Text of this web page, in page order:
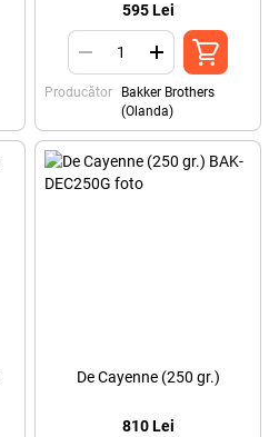
595 Lei
Producător
Bakker Brothers
(Olanda)
De Cayenne (250 gr.)
810 Lei